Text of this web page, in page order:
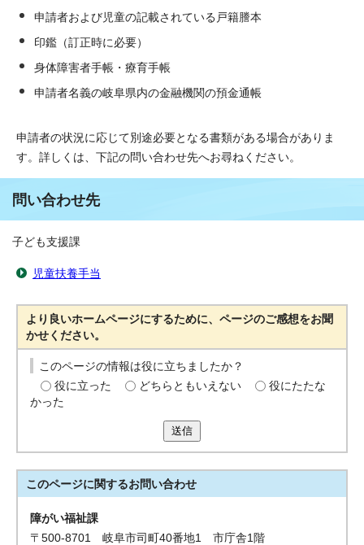
申請者および児童の記載されている戸籍謄本
印鑑（訂正時に必要）
身体障害者手帳・療育手帳
申請者名義の岐阜県内の金融機関の預金通帳
申請者の状況に応じて別途必要となる書類がある場合がありま
す。詳しくは、下記の問い合わせ先へお尋ねください。
問い合わせ先
子ども支援課
児童扶養手当
より良いホームページにするために、ページのご感想をお聞
かせください。
このページの情報は役に立ちましたか？
役に立った
どちらともいえない
役にたたな
かった
送信
このページに関するお問い合わせ
障がい福祉課
〒500-8701 岐阜市司町40番地1 市庁舎1階